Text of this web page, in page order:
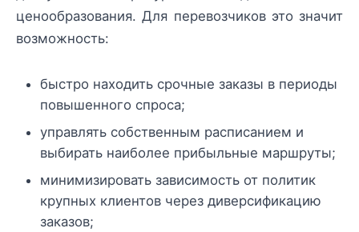
ценообразования. Для перевозчиков это значит
возможность:
быстро находить срочные заказы в периоды
повышенного спроса;
управлять собственным расписанием и
выбирать наиболее прибыльные маршруты;
минимизировать зависимость от политик
крупных клиентов через диверсификацию
заказов;